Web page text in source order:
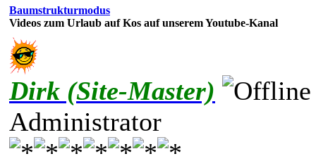
Baumstrukturmodus
Videos zum Urlaub auf Kos auf unserem Youtube-Kanal
Dirk (Site-Master)
Administrator